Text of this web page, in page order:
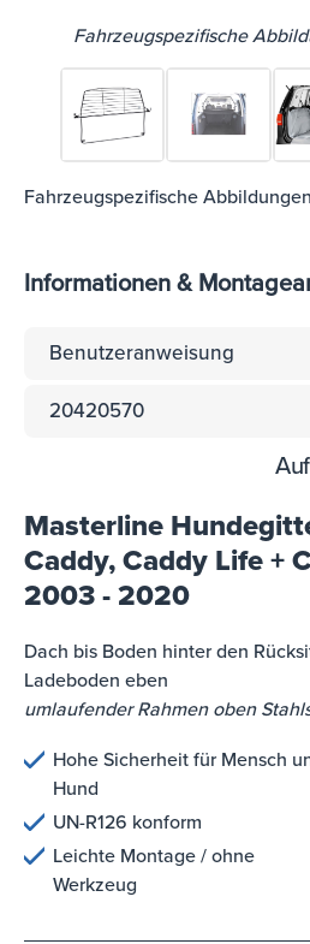
Fahrzeugspezifische
Fahrzeugspezifische
Informationen &
Benutzeranweisung
20420570
Masterline
Caddy, Caddy Life +
2003 - 2020
Dach bis Boden hinter den
Ladeboden eben
umlaufender Rahmen oben
Hohe Sicherheit für Mensch
Hund
UN-R126 konform
Leichte Montage / ohne
Werkzeug